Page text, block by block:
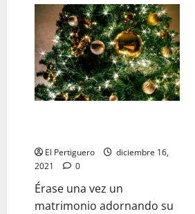
Días
de
Esperanza
El Pertiguero
diciembre 16,
2021
0
Érase una vez un
matrimonio adornando su